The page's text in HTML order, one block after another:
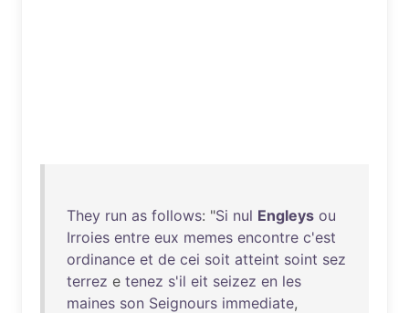
They run as follows: "Si nul Engleys ou
Irroies entre eux memes encontre c'est
ordinance et de cei soit atteint soint sez
terrez e tenez s'il eit seizez en les
maines son Seignours immediate,